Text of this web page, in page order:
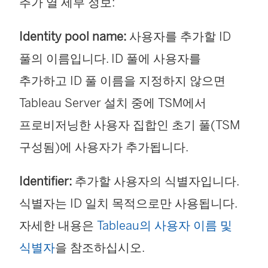
Identity pool name: 사용자를 추가할 ID
풀의 이름입니다. ID 풀에 사용자를
추가하고 ID 풀 이름을 지정하지 않으면
Tableau Server 설치 중에 TSM에서
프로비저닝한 사용자 집합인 초기 풀(TSM
구성됨)에 사용자가 추가됩니다.
Identifier: 추가할 사용자의 식별자입니다.
식별자는 ID 일치 목적으로만 사용됩니다.
자세한 내용은 Tableau의 사용자 이름 및
식별자을 참조하십시오.